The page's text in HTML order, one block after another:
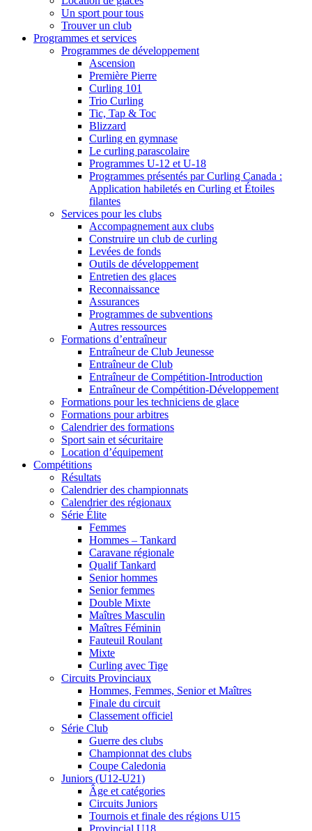
Un sport pour tous
Trouver un club
Programmes et services
Programmes de développement
Ascension
Première Pierre
Curling 101
Trio Curling
Tic, Tap & Toc
Blizzard
Curling en gymnase
Le curling parascolaire
Programmes U-12 et U-18
Programmes présentés par Curling Canada :
Application habiletés en Curling et Étoiles
filantes
Services pour les clubs
Accompagnement aux clubs
Construire un club de curling
Levées de fonds
Outils de développement
Entretien des glaces
Reconnaissance
Assurances
Programmes de subventions
Autres ressources
Formations d’entraîneur
Entraîneur de Club Jeunesse
Entraîneur de Club
Entraîneur de Compétition-Introduction
Entraîneur de Compétition-Développement
Formations pour les techniciens de glace
Formations pour arbitres
Calendrier des formations
Sport sain et sécuritaire
Location d’équipement
Compétitions
Résultats
Calendrier des championnats
Calendrier des régionaux
Série Élite
Femmes
Hommes – Tankard
Caravane régionale
Qualif Tankard
Senior hommes
Senior femmes
Double Mixte
Maîtres Masculin
Maîtres Féminin
Fauteuil Roulant
Mixte
Curling avec Tige
Circuits Provinciaux
Hommes, Femmes, Senior et Maîtres
Finale du circuit
Classement officiel
Série Club
Guerre des clubs
Championnat des clubs
Coupe Caledonia
Juniors (U12-U21)
Âge et catégories
Circuits Juniors
Tournois et finale des régions U15
Provincial U18